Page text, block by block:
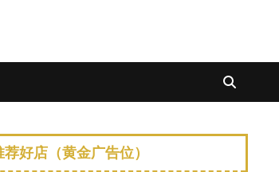
荐好店（黄金广告位）